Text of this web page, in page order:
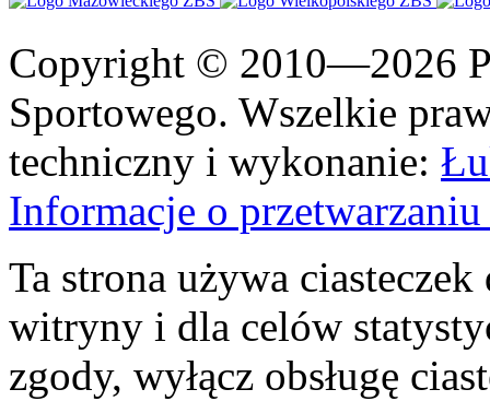
Copyright © 2010—2026
Sportowego. Wszelkie
techniczny i wykonanie:
Informacje o
Ta strona używa
witryny i dla celów
zgody, wyłącz obsługę